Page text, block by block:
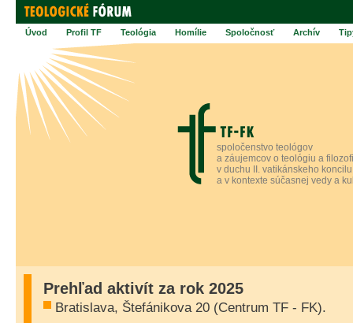
Úvod Profil TF Teológia Homílie Spoločnosť Archív
spoločenstvo teológov
a záujemcov o teológiu a
v duchu II. vatikánskeho koncilu
a v kontexte súčasnej vedy a
Prehľad aktivít za rok 2025
Bratislava, Štefánikova 20 (Centrum TF - FK).